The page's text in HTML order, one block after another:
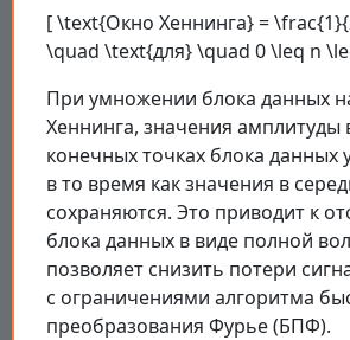
[ \text{Окно Хеннинга} =
\quad \text{для} \quad 0 \leq n
При умножении блока данных
Хеннинга, значения амплитуды
конечных точках блока
в то время как значения в
сохраняются. Это приводит к
блока данных в виде полной
позволяет снизить потери
с ограничениями алгоритма
преобразования Фурье (БПФ).